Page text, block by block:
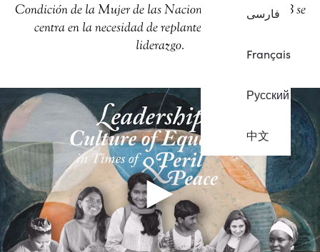
فارسی
Français
Русский
中文
Condición de la Mujer de las Naciones Unidas, la CIB se
centra en la necesidad de replantear los modelos de
liderazgo.